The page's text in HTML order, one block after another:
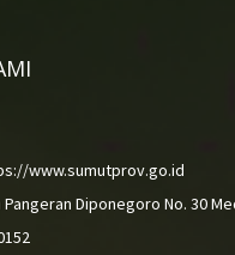
www.sumutprov.go.id
Pangeran Diponegoro No. 30